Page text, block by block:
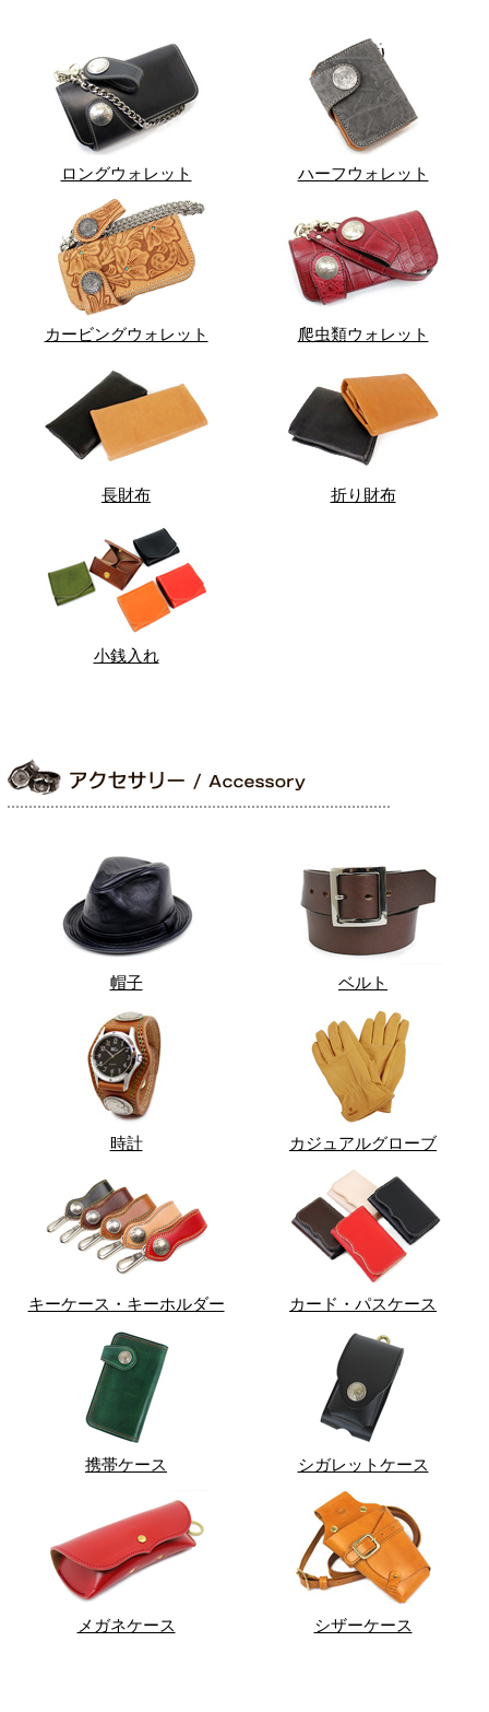
ロングウォレット ハーフウォレット
カービングウォレット 爬虫類ウォレット
長財布 折り財布
小銭入れ
帽子 ベルト
時計 カジュアルグローブ
キーケース・キーホルダー カード・パスケース
携帯ケース シガレットケース
メガネケース シザーケース